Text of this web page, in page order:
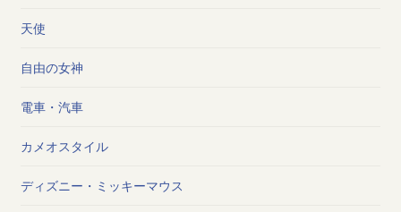
天使
自由の女神
電車・汽車
カメオスタイル
ディズニー・ミッキーマウス